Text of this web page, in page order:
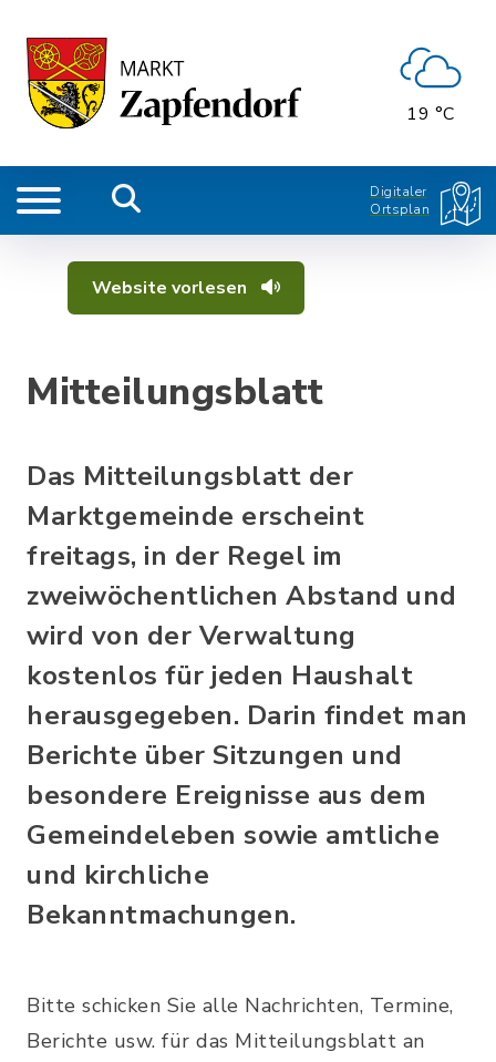
19 °C
Digitaler
Ortsplan
Website vorlesen
Mitteilungsblatt
Das Mitteilungsblatt der
Marktgemeinde erscheint
freitags, in der Regel im
zweiwöchentlichen Abstand und
wird von der Verwaltung
kostenlos für jeden Haushalt
herausgegeben. Darin findet man
Berichte über Sitzungen und
besondere Ereignisse aus dem
Gemeindeleben sowie amtliche
und kirchliche
Bekanntmachungen.
Bitte schicken Sie alle Nachrichten, Termine,
Berichte usw. für das Mitteilungsblatt an